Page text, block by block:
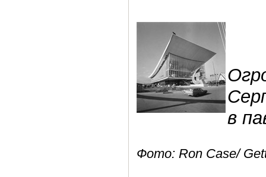
в
Фото: Ron Case/